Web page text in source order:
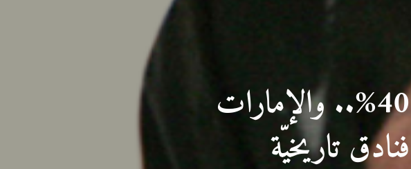
إيرادات قناة السويس تتراجع 40%.. والإمارات